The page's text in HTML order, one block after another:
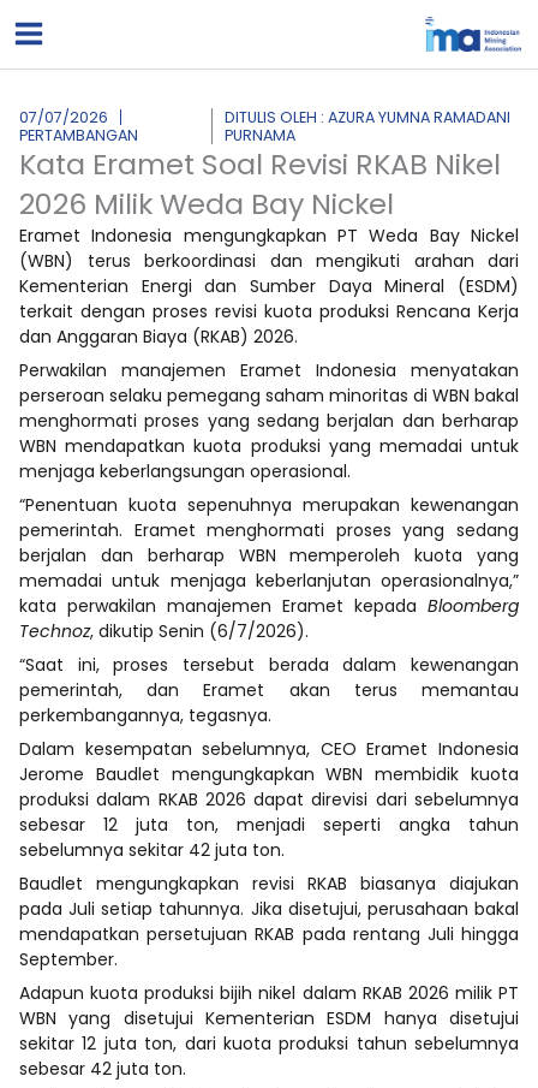
ke
07/07/2026
PERTAMBANGAN
DITULIS OLEH : AZURA YUMNA RAMADANI
PURNAMA
Kata Eramet Soal Revisi RKAB Nikel
2026 Milik Weda Bay Nickel
Eramet Indonesia mengungkapkan PT Weda Bay Nickel
(WBN) terus berkoordinasi dan mengikuti arahan dari
Kementerian Energi dan Sumber Daya Mineral (ESDM)
terkait dengan proses revisi kuota produksi Rencana Kerja
dan Anggaran Biaya (RKAB) 2026.
Perwakilan manajemen Eramet Indonesia menyatakan
perseroan selaku pemegang saham minoritas di WBN bakal
menghormati proses yang sedang berjalan dan berharap
WBN mendapatkan kuota produksi yang memadai untuk
menjaga keberlangsungan operasional.
“Penentuan kuota sepenuhnya merupakan kewenangan
pemerintah. Eramet menghormati proses yang sedang
berjalan dan berharap WBN memperoleh kuota yang
memadai untuk menjaga keberlanjutan operasionalnya,”
kata perwakilan manajemen Eramet kepada Bloomberg
Technoz, dikutip Senin (6/7/2026).
“Saat ini, proses tersebut berada dalam kewenangan
pemerintah, dan Eramet akan terus memantau
perkembangannya, tegasnya.
Dalam kesempatan sebelumnya, CEO Eramet Indonesia
Jerome Baudlet mengungkapkan WBN membidik kuota
produksi dalam RKAB 2026 dapat direvisi dari sebelumnya
sebesar 12 juta ton, menjadi seperti angka tahun
sebelumnya sekitar 42 juta ton.
Baudlet mengungkapkan revisi RKAB biasanya diajukan
pada Juli setiap tahunnya. Jika disetujui, perusahaan bakal
mendapatkan persetujuan RKAB pada rentang Juli hingga
September.
Adapun kuota produksi bijih nikel dalam RKAB 2026 milik PT
WBN yang disetujui Kementerian ESDM hanya disetujui
sekitar 12 juta ton, dari kuota produksi tahun sebelumnya
sebesar 42 juta ton.